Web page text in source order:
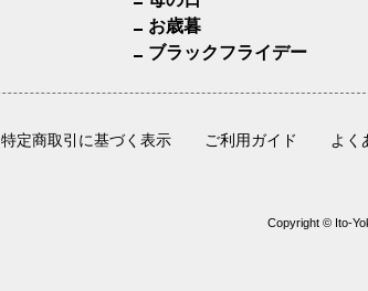
お歳暮
ブラックフライデー
特定商取引に基づく表示 ご利用ガイド よく
Copyright © Ito-